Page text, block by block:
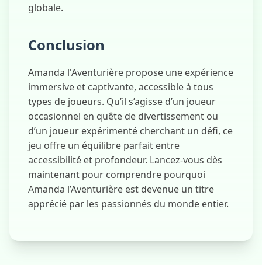
globale.
Conclusion
Amanda l'Aventurière propose une expérience
immersive et captivante, accessible à tous
types de joueurs. Qu’il s’agisse d’un joueur
occasionnel en quête de divertissement ou
d’un joueur expérimenté cherchant un défi, ce
jeu offre un équilibre parfait entre
accessibilité et profondeur. Lancez-vous dès
maintenant pour comprendre pourquoi
Amanda l’Aventurière est devenue un titre
apprécié par les passionnés du monde entier.